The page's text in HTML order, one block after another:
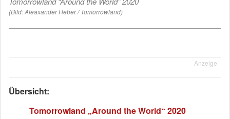
(Bild: Aleaxander Heber / Tomorrowland)
Anzeige
Übersicht:
Tomorrowland „Around the World“ 2020